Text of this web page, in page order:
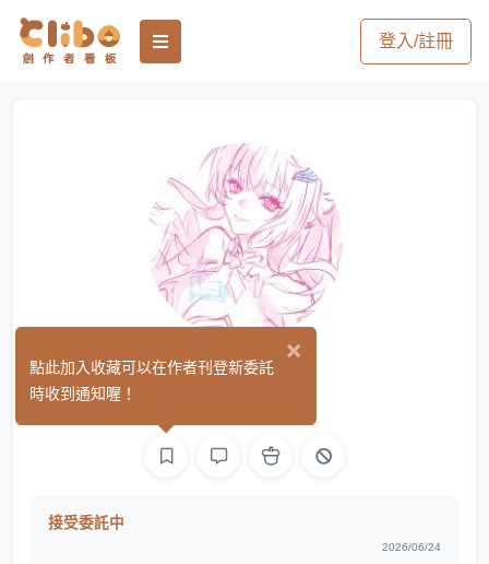
登入/註冊
鯢䰾 (0)
接受委託中
2026/06/24
×
點此加入收藏可以在作者刊登新委託
時收到通知喔！